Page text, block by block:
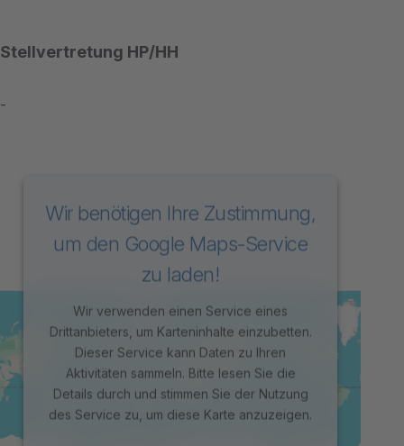
Stellvertretung HP/HH
-
Wir benötigen Ihre Zustimmung,
um den Google Maps-Service
zu laden!
Wir verwenden einen Service eines
Drittanbieters, um Karteninhalte einzubetten.
Dieser Service kann Daten zu Ihren
Aktivitäten sammeln. Bitte lesen Sie die
Details durch und stimmen Sie der Nutzung
des Service zu, um diese Karte anzuzeigen.